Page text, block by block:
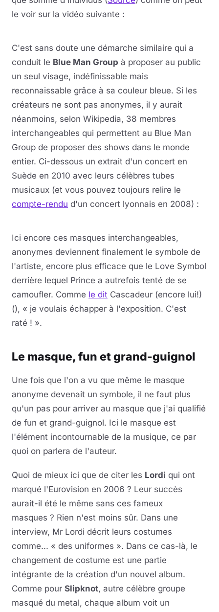
le voir sur la vidéo suivante :
YouTube · le lecteur se charge au clic
C'est sans doute une démarche similaire qui a
conduit le Blue Man Group à proposer au public
un seul visage, indéfinissable mais
reconnaissable grâce à sa couleur bleue. Si les
créateurs ne sont pas anonymes, il y aurait
néanmoins, selon Wikipedia, 38 membres
interchangeables qui permettent au Blue Man
Group de proposer des shows dans le monde
entier. Ci-dessous un extrait d'un concert en
Suède en 2010 avec leurs célèbres tubes
musicaux (et vous pouvez toujours relire le
compte-rendu d'un concert lyonnais en 2008) :
YouTube · le lecteur se charge au clic
Ici encore ces masques interchangeables,
anonymes deviennent finalement le symbole de
l'artiste, encore plus efficace que le Love Symbol
derrière lequel Prince a autrefois tenté de se
camoufler. Comme le dit Cascadeur (encore lui!)
(), « je voulais échapper à l'exposition. C'est
raté ! ».
Le masque, fun et grand-guignol
Une fois que l'on a vu que même le masque
anonyme devenait un symbole, il ne faut plus
qu'un pas pour arriver au masque que j'ai qualifié
de fun et grand-guignol. Ici le masque est
l'élément incontournable de la musique, ce par
quoi on parlera de l'auteur.
Quoi de mieux ici que de citer les Lordi qui ont
marqué l'Eurovision en 2006 ? Leur succès
aurait-il été le même sans ces fameux
masques ? Rien n'est moins sûr. Dans une
interview, Mr Lordi décrit leurs costumes
comme... « des uniformes ». Dans ce cas-là, le
changement de costume est une partie
intégrante de la création d'un nouvel album.
Comme pour Slipknot, autre célèbre groupe
masqué du metal, chaque album voit un